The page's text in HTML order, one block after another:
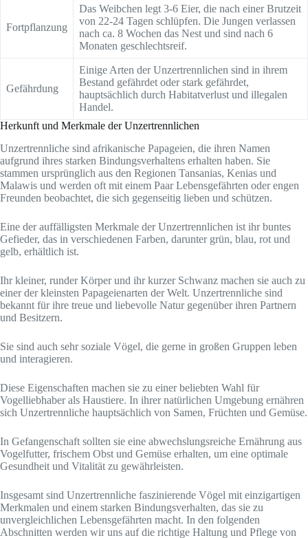
Fortpflanzung
Das Weibchen legt 3-6 Eier, die nach einer Brutzeit
von 22-24 Tagen schlüpfen. Die Jungen verlassen
nach ca. 8 Wochen das Nest und sind nach 6
Monaten geschlechtsreif.
Gefährdung
Einige Arten der Unzertrennlichen sind in ihrem
Bestand gefährdet oder stark gefährdet,
hauptsächlich durch Habitatverlust und illegalen
Handel.
Herkunft und Merkmale der Unzertrennlichen
Unzertrennliche sind afrikanische Papageien, die ihren Namen
aufgrund ihres starken Bindungsverhaltens erhalten haben. Sie
stammen ursprünglich aus den Regionen Tansanias, Kenias und
Malawis und werden oft mit einem Paar Lebensgefährten oder engen
Freunden beobachtet, die sich gegenseitig lieben und schützen.
Eine der auffälligsten Merkmale der Unzertrennlichen ist ihr buntes
Gefieder, das in verschiedenen Farben, darunter grün, blau, rot und
gelb, erhältlich ist.
Ihr kleiner, runder Körper und ihr kurzer Schwanz machen sie auch zu
einer der kleinsten Papageienarten der Welt. Unzertrennliche sind
bekannt für ihre treue und liebevolle Natur gegenüber ihren Partnern
und Besitzern.
Sie sind auch sehr soziale Vögel, die gerne in großen Gruppen leben
und interagieren.
Diese Eigenschaften machen sie zu einer beliebten Wahl für
Vogelliebhaber als Haustiere. In ihrer natürlichen Umgebung ernähren
sich Unzertrennliche hauptsächlich von Samen, Früchten und Gemüse.
In Gefangenschaft sollten sie eine abwechslungsreiche Ernährung aus
Vogelfutter, frischem Obst und Gemüse erhalten, um eine optimale
Gesundheit und Vitalität zu gewährleisten.
Insgesamt sind Unzertrennliche faszinierende Vögel mit einzigartigen
Merkmalen und einem starken Bindungsverhalten, das sie zu
unvergleichlichen Lebensgefährten macht. In den folgenden
Abschnitten werden wir uns auf die richtige Haltung und Pflege von